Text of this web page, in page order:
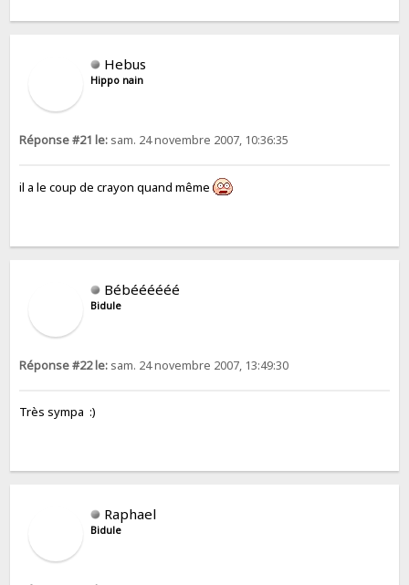
Hebus
Hippo nain
Réponse #21 le: sam. 24 novembre 2007, 10:36:35
il a le coup de crayon quand même
Bébéééééé
Bidule
Réponse #22 le: sam. 24 novembre 2007, 13:49:30
Très sympa :)
Raphael
Bidule